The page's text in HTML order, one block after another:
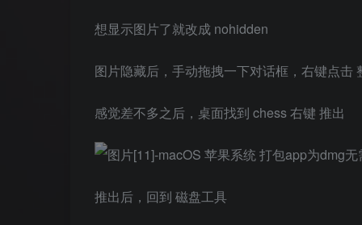
想显示图片了就改成 nohidden
图片隐藏后，手动拖拽一下对话框，右键点击
感觉差不多之后，桌面找到 chess 右键 推出
推出后，回到 磁盘工具